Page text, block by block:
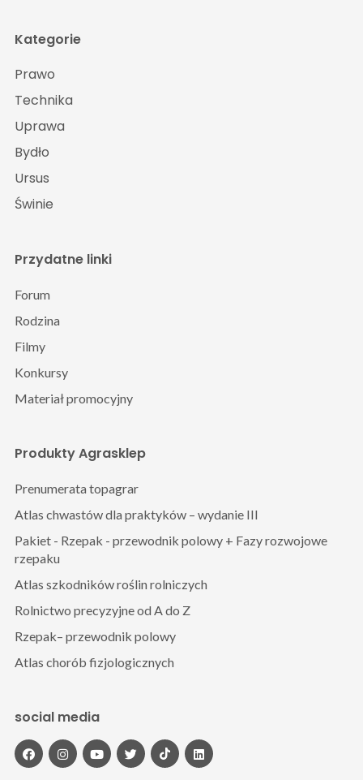
Kategorie
Prawo
Technika
Uprawa
Bydło
Ursus
Świnie
Produkty Agrasklep
Prenumerata topagrar
Atlas chwastów dla praktyków – wydanie III
Pakiet - Rzepak - przewodnik polowy + Fazy rozwojowe
rzepaku
Atlas szkodników roślin rolniczych
Rolnictwo precyzyjne od A do Z
Rzepak– przewodnik polowy
Atlas chorób fizjologicznych
Przydatne linki
Forum
Rodzina
Filmy
Konkursy
Materiał promocyjny
social media